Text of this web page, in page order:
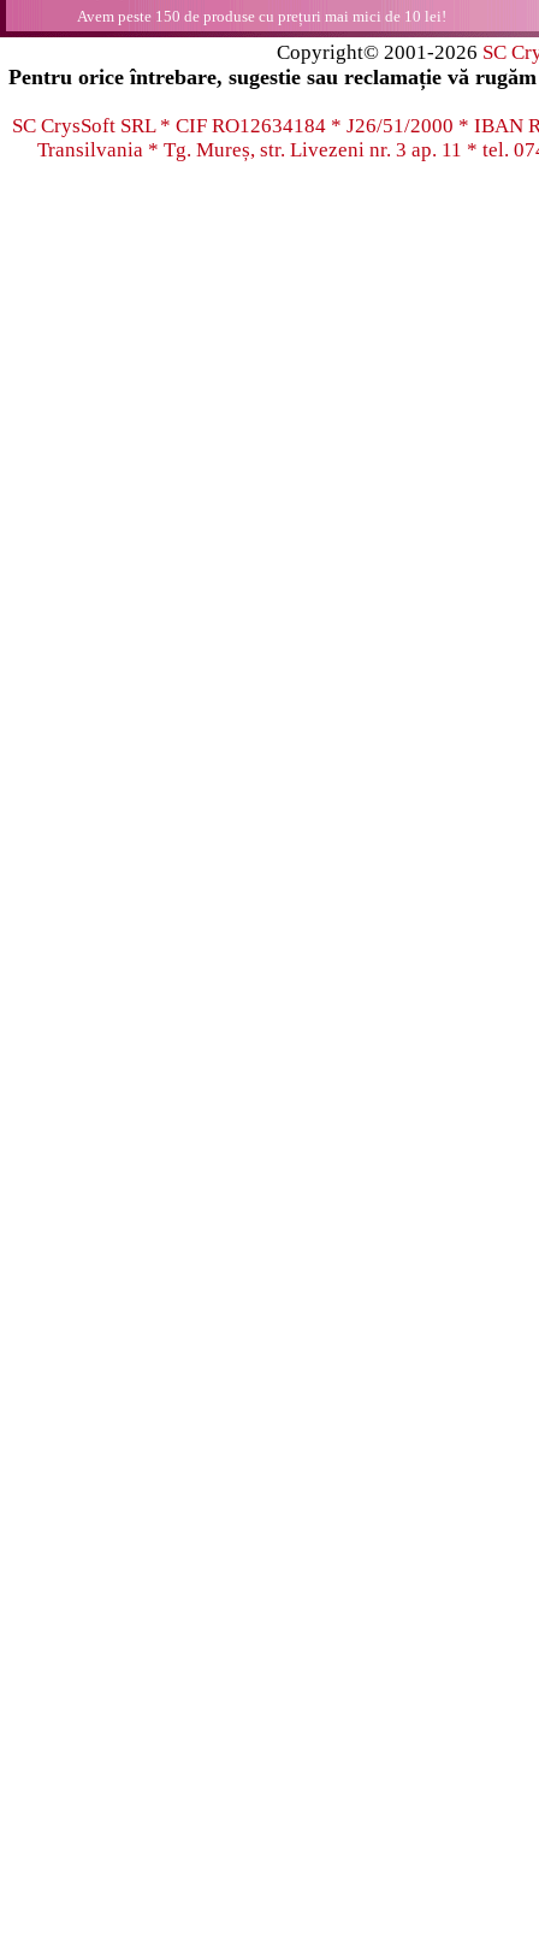
Avem peste 150 de produse cu prețuri mai mici de 10 lei!
Copyright© 2001-2026 SC
Pentru orice întrebare, sugestie sau reclamație vă
SC CrysSoft SRL * CIF RO12634184 * J26/51/2000 * IBAN
Transilvania * Tg. Mureș, str. Livezeni nr. 3 ap. 11 * tel.